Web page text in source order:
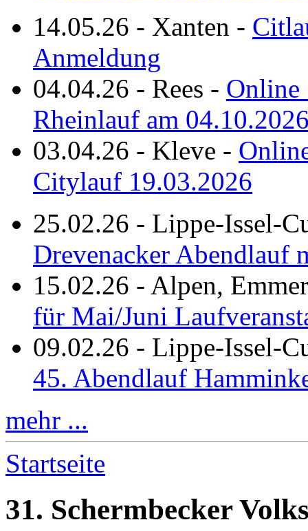
14.05.26 - Xanten -
Anmeldung
04.04.26 - Rees - Online
Rheinlauf am
03.04.26 - Kleve -
Citylauf 19.03.2026
25.02.26 - Lippe-Issel-
Drevenacker Abendlauf
15.02.26 - Alpen,
für Mai/Juni
09.02.26 - Lippe-Issel-
45. Abendlauf
mehr ...
Startseite
31. Schermbecker